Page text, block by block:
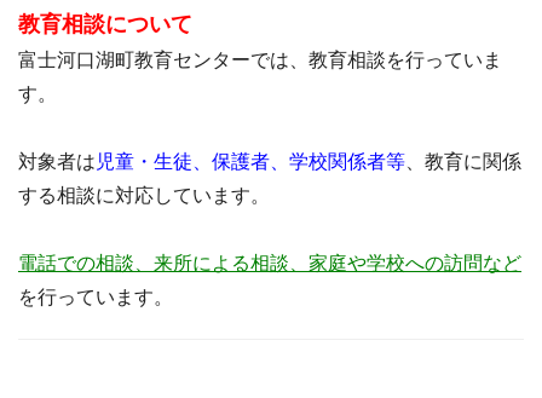
教育相談について
富士河口湖町教育センターでは、教育相談を行っていま
す。
対象者は 児童・生徒、保護者、学校関係者等 、教育に関係
する相談に対応しています。
電話での相談、来所による相談、家庭や学校への訪問など
を行っています。